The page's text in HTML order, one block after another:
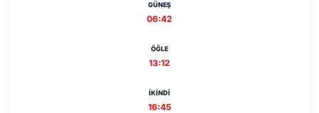
GÜNEŞ
06:42
ÖĞLE
13:12
İKINDI
16:45